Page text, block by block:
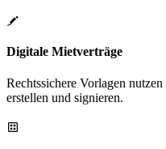
Digitale Mietverträge
Rechtssichere Vorlagen
erstellen und signieren.